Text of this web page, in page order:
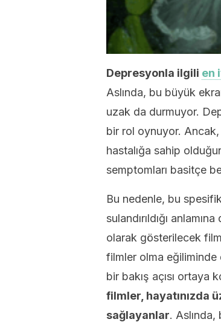
Depresyonla ilgili en
Aslında, bu büyük
uzak da durmuyor.
bir rol oynuyor.
hastalığa sahip
semptomları basitçe
Bu nedenle, bu
sulandırıldığı
olarak gösterilecek
filmler olma eğiliminde
bir bakış açısı ortaya
filmler, hayatınızda
sağlayanlar.